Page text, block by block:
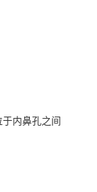
内鼻孔之间